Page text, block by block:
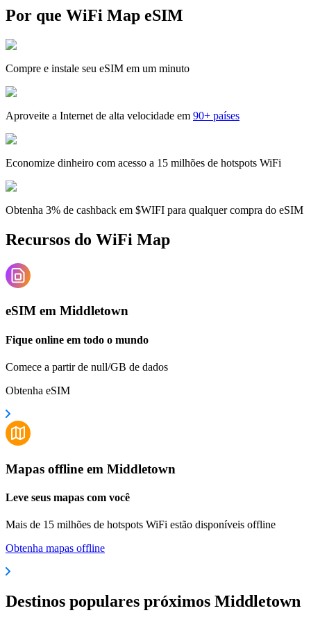
Por que WiFi Map eSIM
Compre e instale seu eSIM em um minuto
Aproveite a Internet de alta velocidade em 90+ países
Economize dinheiro com acesso a 15 milhões de hotspots WiFi
Obtenha 3% de cashback em $WIFI para qualquer compra do eSIM
Recursos do WiFi Map
eSIM em Middletown
Fique online em todo o mundo
Comece a partir de null/GB de dados
Obtenha eSIM
Mapas offline em Middletown
Leve seus mapas com você
Mais de 15 milhões de hotspots WiFi estão disponíveis offline
Obtenha mapas offline
Destinos populares próximos Middletown